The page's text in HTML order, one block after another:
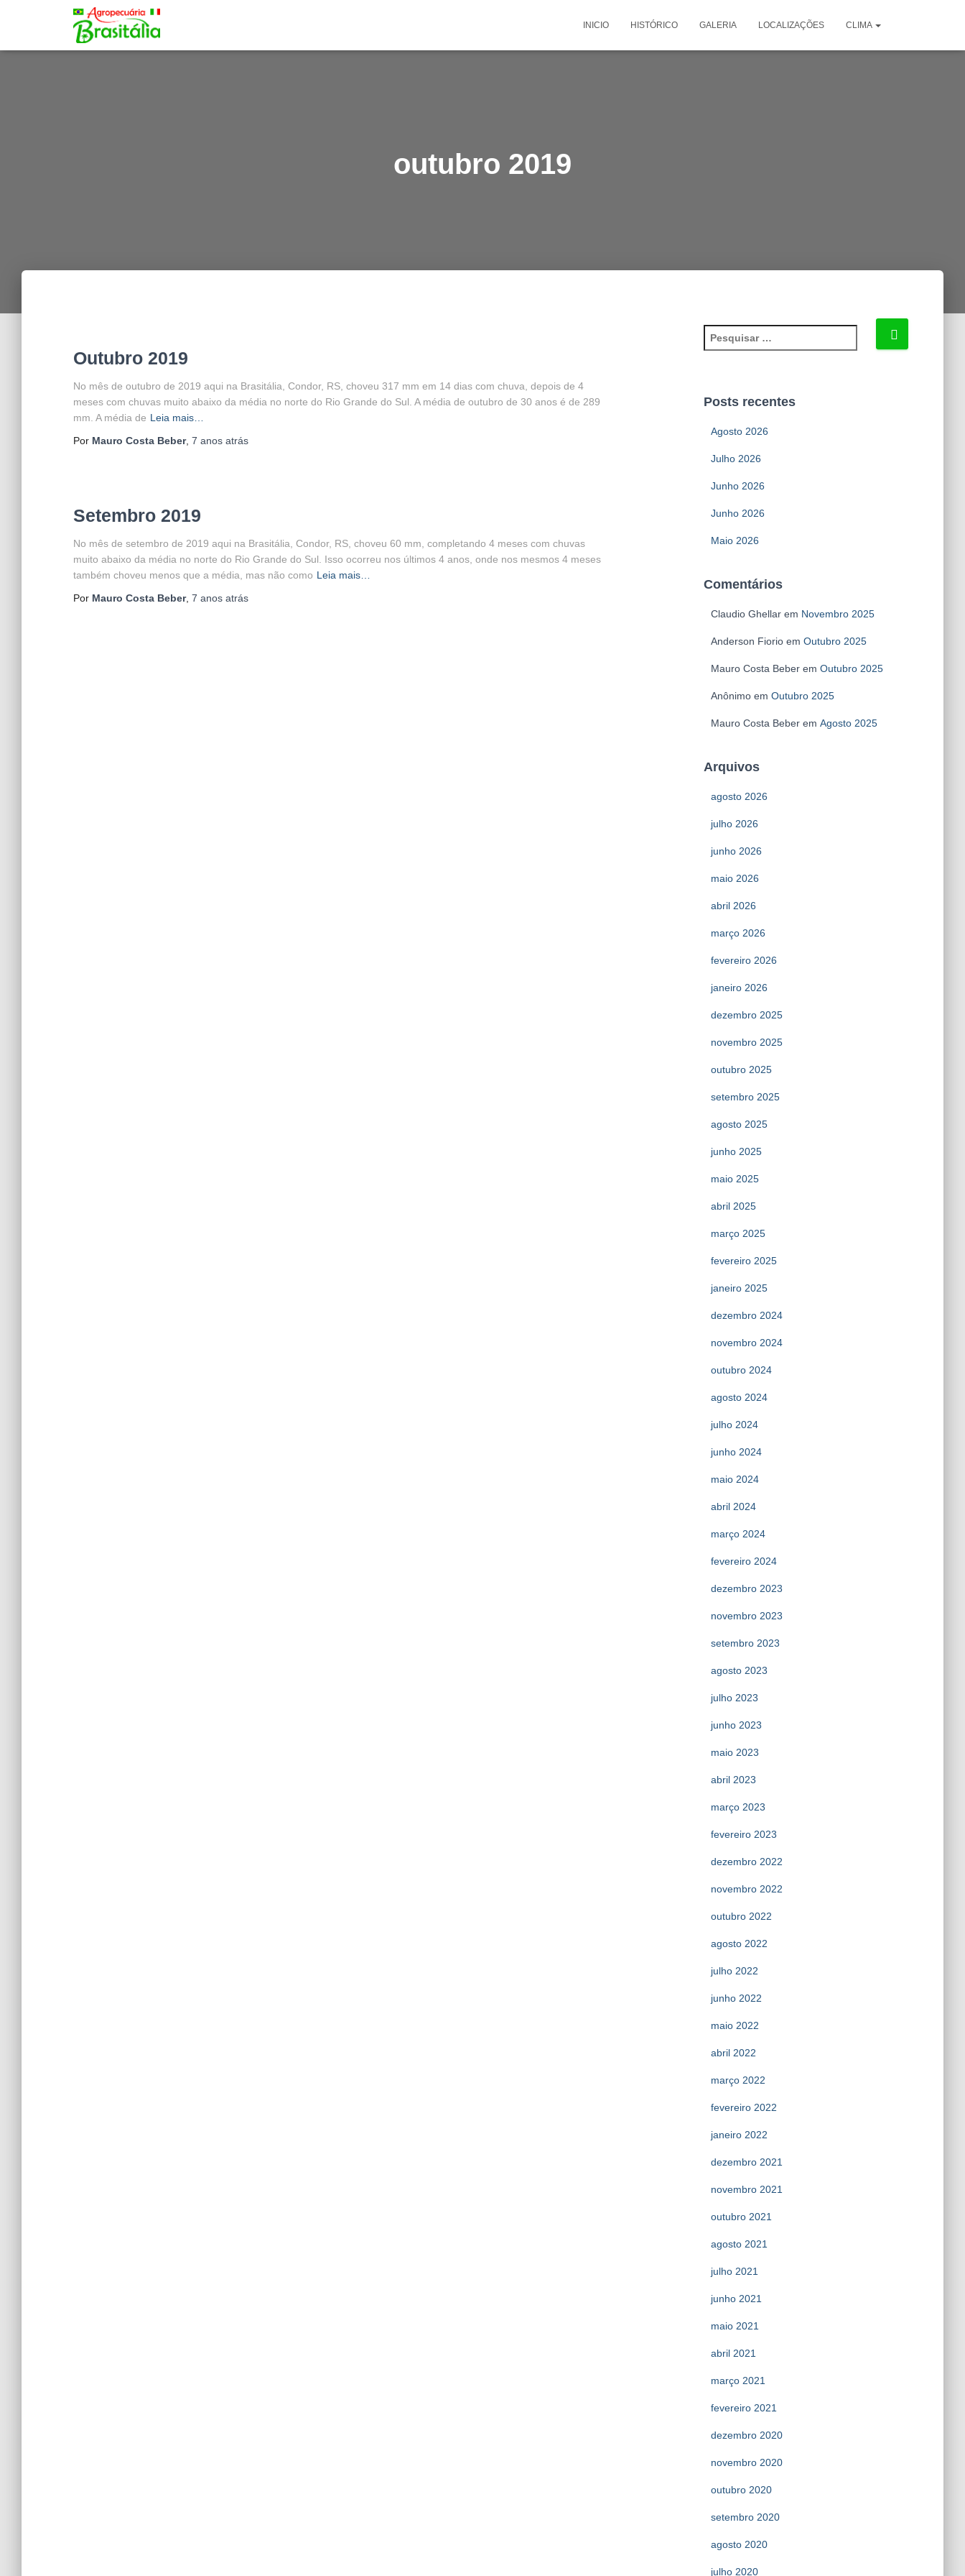
INICIO HISTÓRICO GALERIA LOCALIZAÇÕES CLIMA
outubro 2019
Outubro 2019
No mês de outubro de 2019 aqui na Brasitália, Condor, RS, choveu 317 mm em 14 dias com chuva, depois de 4
meses com chuvas muito abaixo da média no norte do Rio Grande do Sul. A média de outubro de 30 anos é de 289
mm. A média de Leia mais…
Por Mauro Costa Beber, 7 anos atrás
Setembro 2019
No mês de setembro de 2019 aqui na Brasitália, Condor, RS, choveu 60 mm, completando 4 meses com chuvas
muito abaixo da média no norte do Rio Grande do Sul. Isso ocorreu nos últimos 4 anos, onde nos mesmos 4 meses
também choveu menos que a média, mas não como Leia mais…
Por Mauro Costa Beber, 7 anos atrás
e
u
Posts recentes
Agosto 2026
Julho 2026
Junho 2026
Junho 2026
Maio 2026
Comentários
Claudio Ghellarem Novembro 2025
Anderson Fiorioem Outubro 2025
Mauro Costa Beberem Outubro 2025
Anônimoem Outubro 2025
Mauro Costa Beberem Agosto 2025
Arquivos
agosto 2026
julho 2026
junho 2026
maio 2026
abril 2026
março 2026
fevereiro 2026
janeiro 2026
dezembro 2025
novembro 2025
outubro 2025
setembro 2025
agosto 2025
junho 2025
maio 2025
abril 2025
março 2025
fevereiro 2025
janeiro 2025
dezembro 2024
novembro 2024
outubro 2024
agosto 2024
julho 2024
junho 2024
maio 2024
abril 2024
março 2024
fevereiro 2024
dezembro 2023
novembro 2023
setembro 2023
agosto 2023
julho 2023
junho 2023
maio 2023
abril 2023
março 2023
fevereiro 2023
dezembro 2022
novembro 2022
outubro 2022
agosto 2022
julho 2022
junho 2022
maio 2022
abril 2022
março 2022
fevereiro 2022
janeiro 2022
dezembro 2021
novembro 2021
outubro 2021
agosto 2021
julho 2021
junho 2021
maio 2021
abril 2021
março 2021
fevereiro 2021
dezembro 2020
novembro 2020
outubro 2020
setembro 2020
agosto 2020
julho 2020